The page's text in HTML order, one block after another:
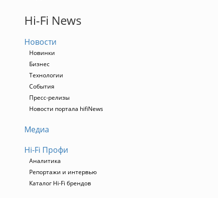
Hi-Fi News
Новости
Новинки
Бизнес
Технологии
События
Пресс-релизы
Новости портала hifiNews
Медиа
Hi-Fi Профи
Аналитика
Репортажи и интервью
Каталог Hi-Fi брендов